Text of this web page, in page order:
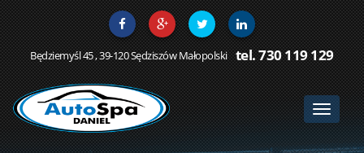
Będziemyśl 45 , 39-120 Sędziszów Małopolski tel. 730 119 129
Toggle